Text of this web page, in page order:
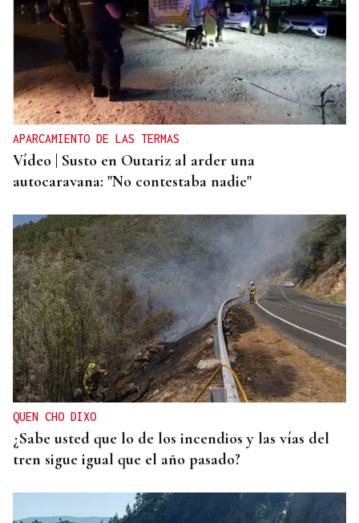
APARCAMIENTO DE LAS TERMAS
Vídeo | Susto en Outariz al arder una
autocaravana: "No contestaba nadie"
QUEN CHO DIXO
¿Sabe usted que lo de los incendios y las vías del
tren sigue igual que el año pasado?